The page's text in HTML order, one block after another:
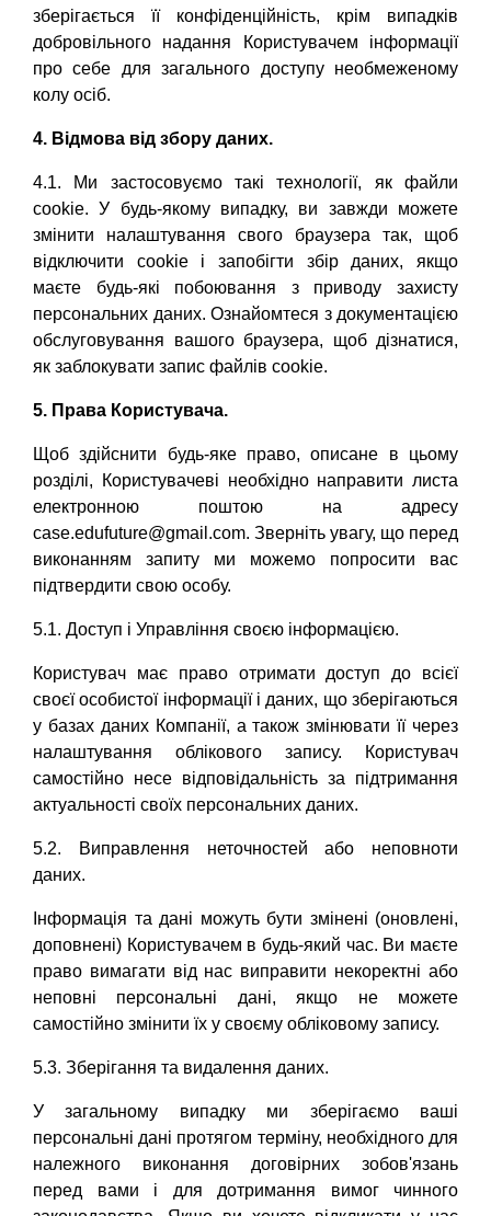
зберігається її конфіденційність, крім випадків
добровільного надання Користувачем інформації
про себе для загального доступу необмеженому
колу осіб.
4. Відмова від збору даних.
4.1. Ми застосовуємо такі технології, як файли
cookie. У будь-якому випадку, ви завжди можете
змінити налаштування свого браузера так, щоб
відключити cookie і запобігти збір даних, якщо
маєте будь-які побоювання з приводу захисту
персональних даних. Ознайомтеся з документацією
обслуговування вашого браузера, щоб дізнатися,
як заблокувати запис файлів cookie.
5. Права Користувача.
Щоб здійснити будь-яке право, описане в цьому
розділі, Користувачеві необхідно направити листа
електронною поштою на адресу
case.edufuture@gmail.com. Зверніть увагу, що перед
виконанням запиту ми можемо попросити вас
підтвердити свою особу.
5.1. Доступ і Управління своєю інформацією.
Користувач має право отримати доступ до всієї
своєї особистої інформації і даних, що зберігаються
у базах даних Компанії, а також змінювати її через
налаштування облікового запису. Користувач
самостійно несе відповідальність за підтримання
актуальності своїх персональних даних.
5.2. Виправлення неточностей або неповноти
даних.
Інформація та дані можуть бути змінені (оновлені,
доповнені) Користувачем в будь-який час. Ви маєте
право вимагати від нас виправити некоректні або
неповні персональні дані, якщо не можете
самостійно змінити їх у своєму обліковому запису.
5.3. Зберігання та видалення даних.
У загальному випадку ми зберігаємо ваші
персональні дані протягом терміну, необхідного для
належного виконання договірних зобов'язань
перед вами і для дотримання вимог чинного